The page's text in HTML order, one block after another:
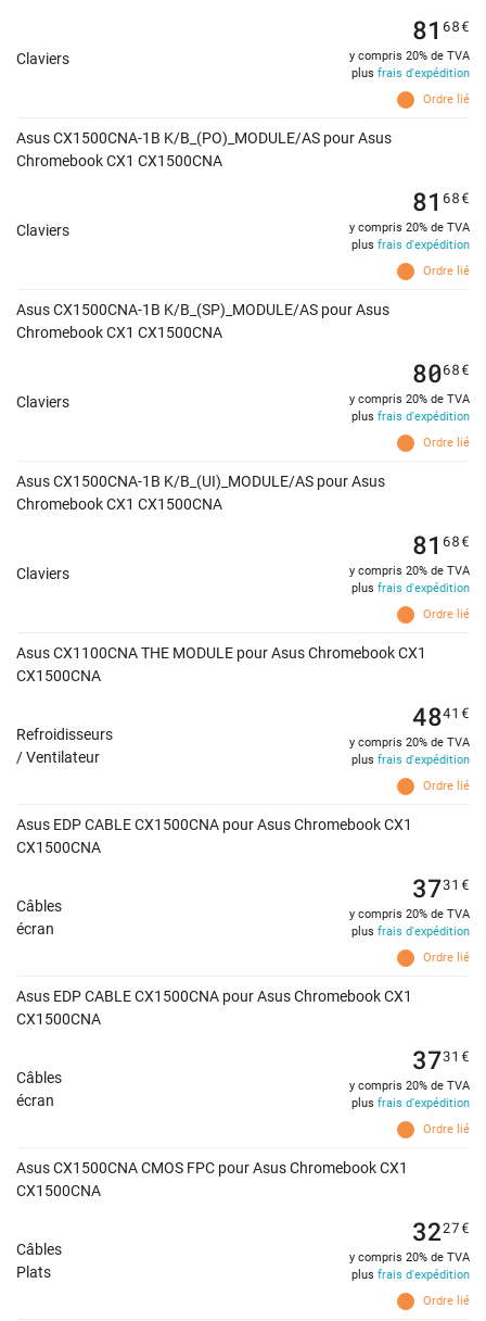
Claviers
Ordre lié
81 68€
y compris 20% de TVA
plus frais d'expédition
Asus CX1500CNA-1B K/B_(PO)_MODULE/AS pour Asus
Chromebook CX1 CX1500CNA
Claviers
Ordre lié
81 68€
y compris 20% de TVA
plus frais d'expédition
Asus CX1500CNA-1B K/B_(SP)_MODULE/AS pour Asus
Chromebook CX1 CX1500CNA
Claviers
Ordre lié
8068€
y compris 20% de TVA
plus frais d'expédition
Asus CX1500CNA-1B K/B_(UI)_MODULE/AS pour Asus
Chromebook CX1 CX1500CNA
Claviers
Ordre lié
81 68€
y compris 20% de TVA
plus frais d'expédition
Asus CX1100CNA THE MODULE pour Asus Chromebook CX1
CX1500CNA
Refroidisseurs
/ Ventilateur
Ordre lié
4841 €
y compris 20% de TVA
plus frais d'expédition
Asus EDP CABLE CX1500CNA pour Asus Chromebook CX1
CX1500CNA
Câbles
écran
Ordre lié
3731 €
y compris 20% de TVA
plus frais d'expédition
Asus EDP CABLE CX1500CNA pour Asus Chromebook CX1
CX1500CNA
Câbles
écran
Ordre lié
3731 €
y compris 20% de TVA
plus frais d'expédition
Asus CX1500CNA CMOS FPC pour Asus Chromebook CX1
CX1500CNA
Câbles
Plats
Ordre lié
3227€
y compris 20% de TVA
plus frais d'expédition